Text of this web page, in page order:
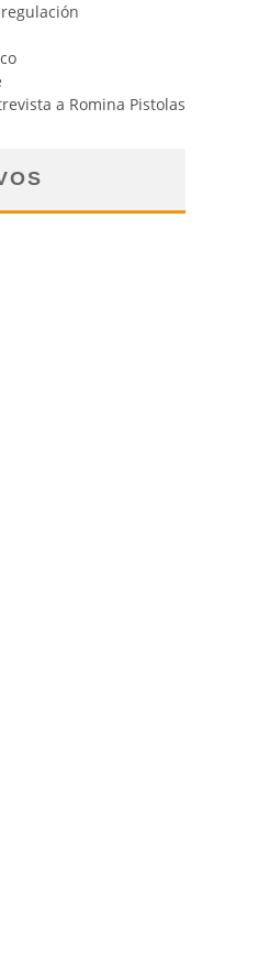
a Romina Pistolas